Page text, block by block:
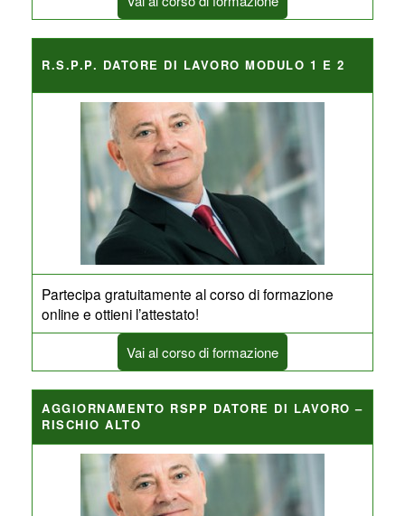
R.S.P.P. DATORE DI LAVORO MODULO 1 E 2
Partecipa gratuitamente al corso di formazione
online e ottieni l’attestato!
Vai al corso di formazione
AGGIORNAMENTO RSPP DATORE DI LAVORO –
RISCHIO ALTO